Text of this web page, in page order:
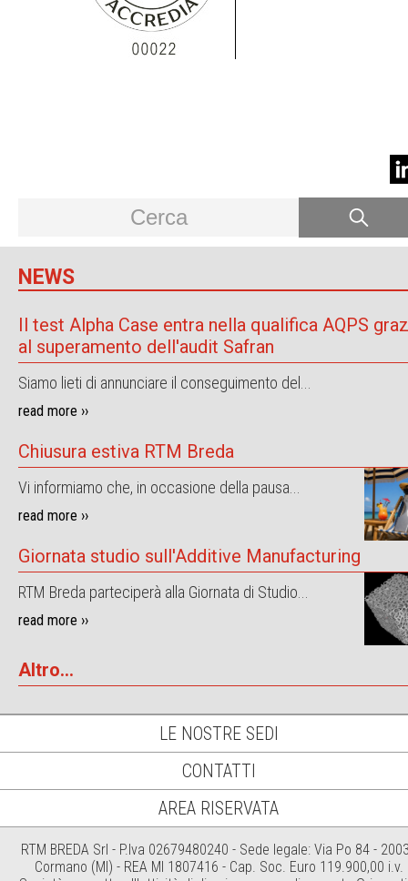
NEWS
Il test Alpha Case entra nella qualifica AQPS
al superamento dell'audit Safran
Siamo lieti di annunciare il conseguimento del...
read more ››
Chiusura estiva RTM Breda
Vi informiamo che, in occasione della pausa...
read more ››
Giornata studio sull'Additive Manufacturing
RTM Breda parteciperà alla Giornata di Studio...
read more ››
Altro...
LE NOSTRE SEDI
CONTATTI
AREA RISERVATA
RTM BREDA Srl - P.Iva 02679480240 - Sede legale: Via Po 84 -
Cormano (MI) - REA MI 1807416 - Cap. Soc. Euro 119.900,00 i.v.